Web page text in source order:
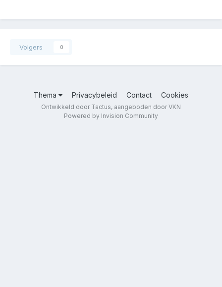
Volgers 0
Thema Privacybeleid Contact Cookies
Ontwikkeld door Tactus, aangeboden door VKN
Powered by Invision Community